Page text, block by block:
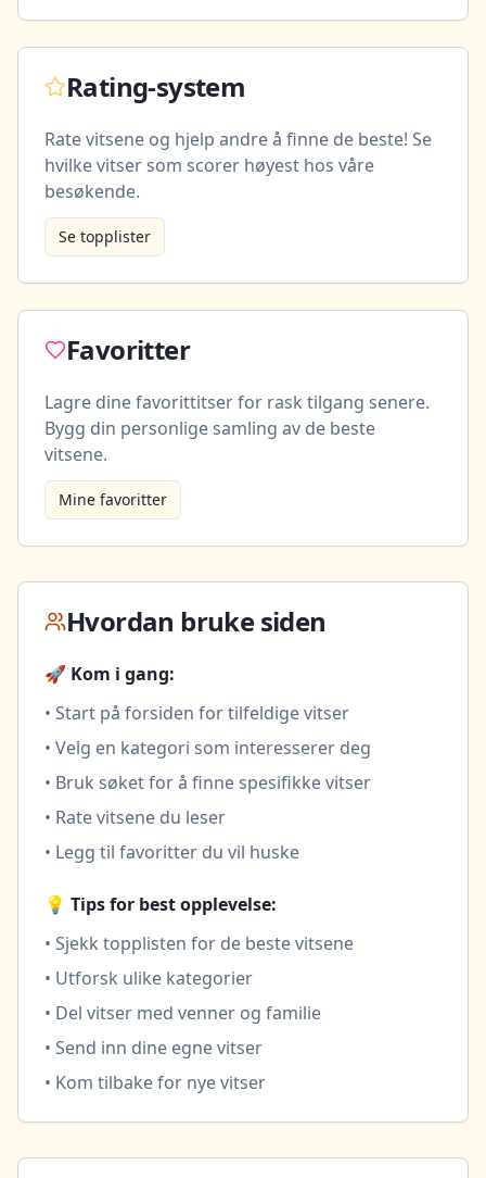
Rating-system
Rate vitsene og hjelp andre å finne de beste! Se
hvilke vitser som scorer høyest hos våre
besøkende.
Se topplister
Favoritter
Lagre dine favorittitser for rask tilgang senere.
Bygg din personlige samling av de beste
vitsene.
Mine favoritter
Hvordan bruke siden
🚀 Kom i gang:
• Start på forsiden for tilfeldige vitser
• Velg en kategori som interesserer deg
• Bruk søket for å finne spesifikke vitser
• Rate vitsene du leser
• Legg til favoritter du vil huske
💡 Tips for best opplevelse:
• Sjekk topplisten for de beste vitsene
• Utforsk ulike kategorier
• Del vitser med venner og familie
• Send inn dine egne vitser
• Kom tilbake for nye vitser